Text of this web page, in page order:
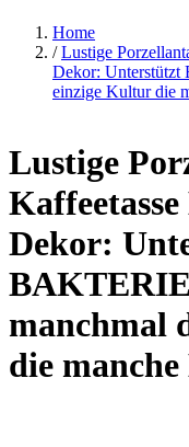
Home
/ Lustige
Dekor:
einzige Kultur die
Lustige
Dekor:
manchmal
die